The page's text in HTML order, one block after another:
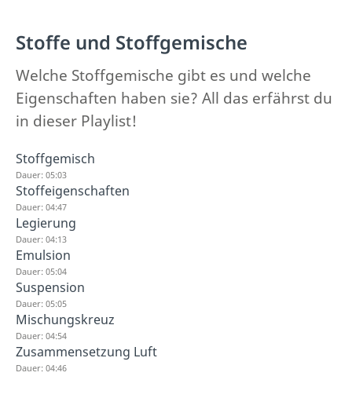
Stoffe und Stoffgemische
Welche Stoffgemische gibt es und welche
Eigenschaften haben sie? All das erfährst du
in dieser Playlist!
Stoffgemisch
Dauer: 05:03
Stoffeigenschaften
Dauer: 04:47
Legierung
Dauer: 04:13
Emulsion
Dauer: 05:04
Suspension
Dauer: 05:05
Mischungskreuz
Dauer: 04:54
Zusammensetzung Luft
Dauer: 04:46